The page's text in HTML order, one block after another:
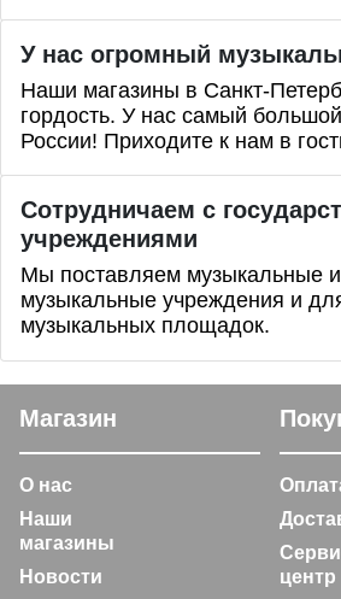
У нас огромный
Наши магазины в Санкт-
гордость. У нас самый
России! Приходите к нам в
Сотрудничаем с
учреждениями
Мы поставляем музыкальные
музыкальные учреждения и
музыкальных площадок.
Магазин
О нас
Наши
магазины
Новости
центр